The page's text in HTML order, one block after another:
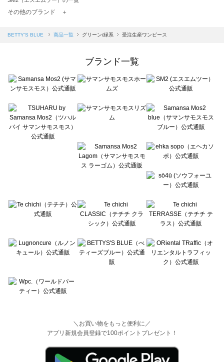
TSUHARU by Samansa Mos2（ツハルバイサマンサモスモス）の一覧
Samansa Mos2 blue（サマンサモスモス ブルー）の一覧
Te chichi（テチチ）の一覧
Te chichi CLASSIC（テチチ クラシック）の一覧
Lugnoncure（ルノンキュール）の一覧
BETTY'S BLUE（べティーズブルー）の一覧
Wpc.（ワールドパーティー）の一覧
その他のブランド ＋
BETTY'S BLUE 商品一覧 グリーン/緑系 受注生産ワンピース
ブランド一覧
＼お買い物をもっと便利に／
アプリ新規会員登録で100ポイントプレゼント！